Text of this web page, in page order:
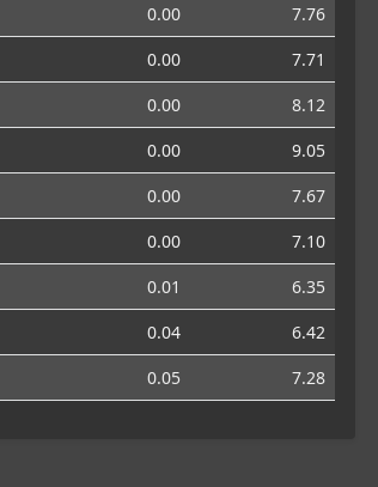
0.00
7.76
0.00
7.71
0.00
8.12
0.00
9.05
0.00
7.67
0.00
7.10
0.01
6.35
0.04
6.42
0.05 7.28